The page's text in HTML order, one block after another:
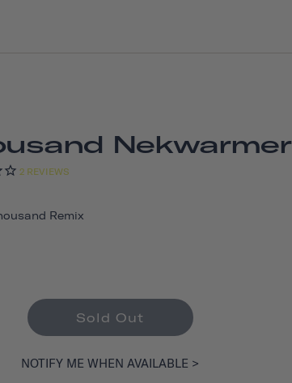
Nekwarmer
2 REVIEWS
Remix
Sold Out
NOTIFY ME WHEN AVAILABLE >